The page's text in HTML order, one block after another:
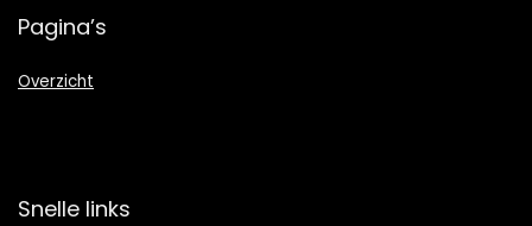
Pagina’s
Overzicht
Snelle links